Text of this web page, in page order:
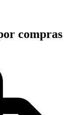
compras